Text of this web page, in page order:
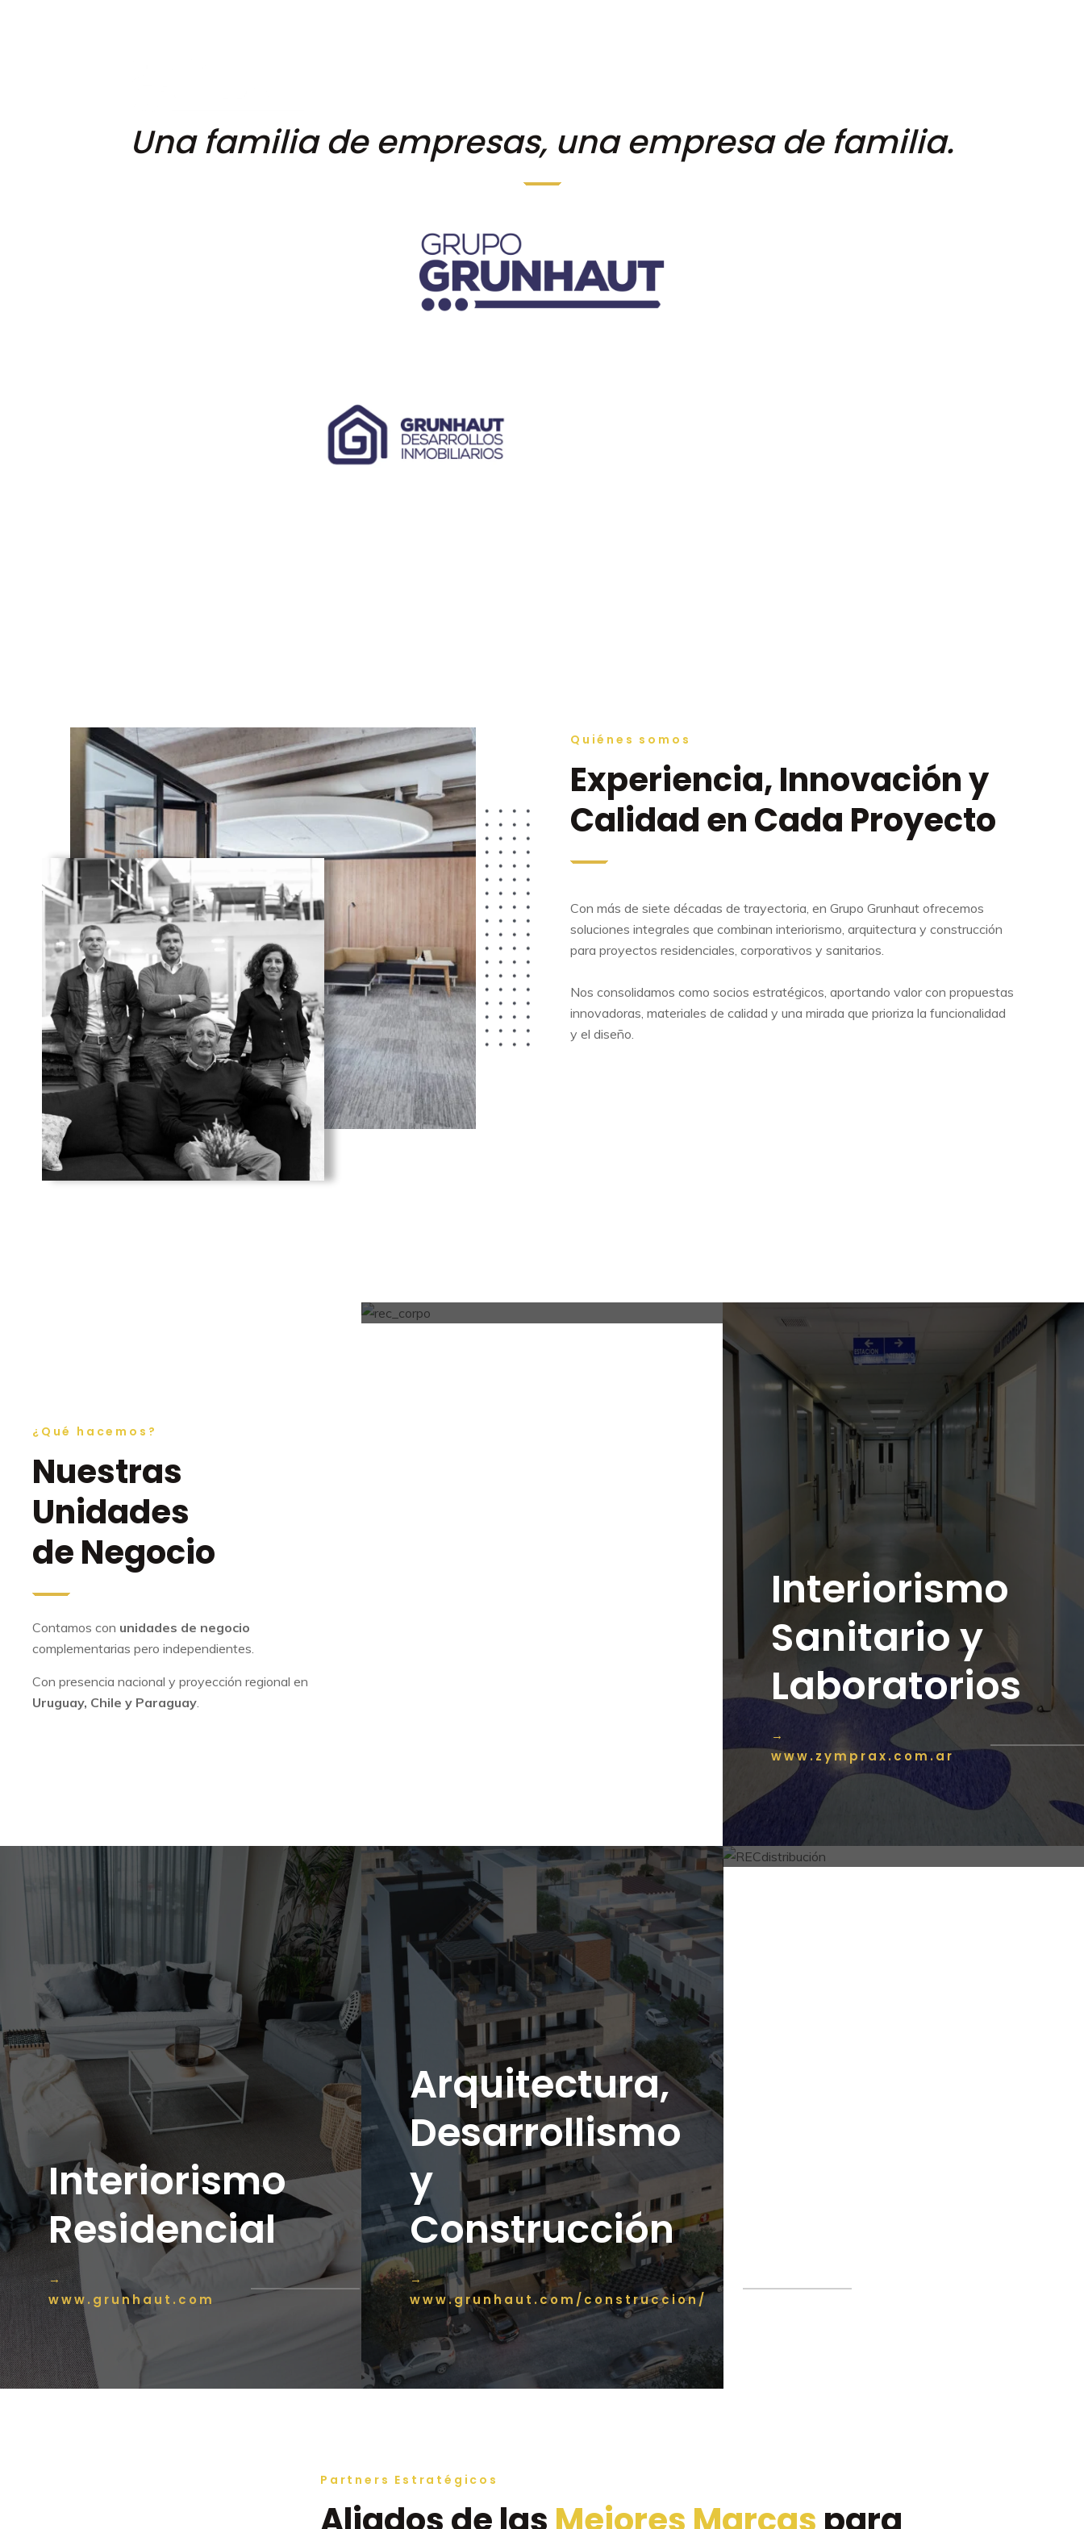
Una familia de empresas, una empresa de familia.
Quiénes somos
Experiencia, Innovación y
Calidad en Cada Proyecto
Con más de siete décadas de trayectoria, en Grupo Grunhaut ofrecemos
soluciones integrales que combinan interiorismo, arquitectura y construcción
para proyectos residenciales, corporativos y sanitarios.
Nos consolidamos como socios estratégicos, aportando valor con propuestas
innovadoras, materiales de calidad y una mirada que prioriza la funcionalidad
y el diseño.
¿Qué hacemos?
Nuestras
Unidades
de Negocio
Contamos con unidades de negocio
complementarias pero independientes.
Con presencia nacional y proyección regional en
Uruguay, Chile y Paraguay.
Interiorismo
Interiorismo
Sanitario y
Laboratorios
→
www.zymprax.com.ar
Interiorismo
Residencial
→
www.grunhaut.com
Arquitectura,
Desarrollismo
y
Construcción
→
www.grunhaut.com/construccion/
Distribución
Mayorista
de Pisos y
Revestimientos
→
www.zymprax.com.ar
Partners Estratégicos